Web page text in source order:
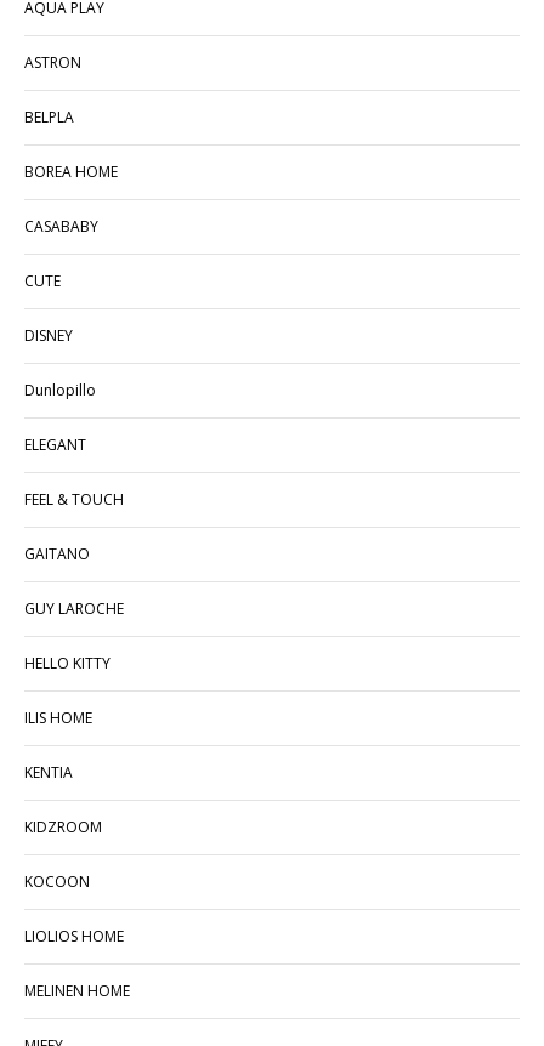
AQUA PLAY
ASTRON
BELPLA
BOREA HOME
CASABABY
CUTE
DISNEY
Dunlopillo
ELEGANT
FEEL & TOUCH
GAITANO
GUY LAROCHE
HELLO KITTY
ILIS HOME
KENTIA
KIDZROOM
KOCOON
LIOLIOS HOME
MELINEN ΗΟΜΕ